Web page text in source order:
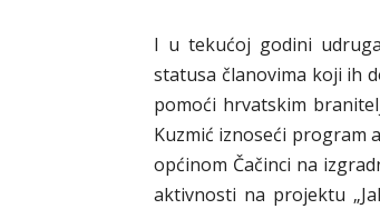
I u tekućoj godini
statusa članovima koji ih
pomoći hrvatskim
Kuzmić iznoseći program
općinom Čačinci na
aktivnosti na projektu